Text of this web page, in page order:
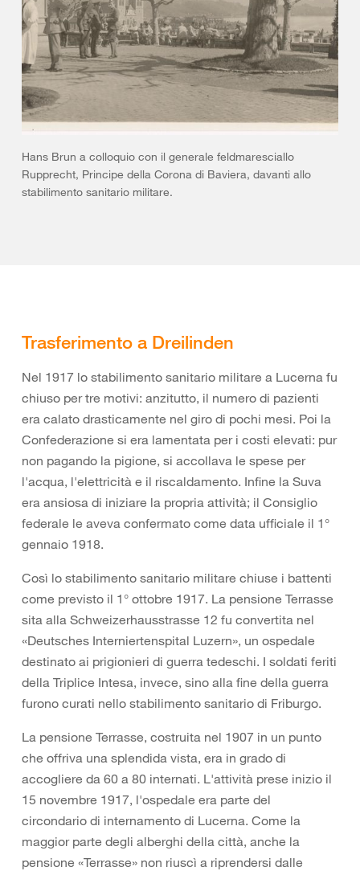
Hans Brun a colloquio con il generale feldmaresciallo
Rupprecht, Principe della Corona di Baviera, davanti allo
stabilimento sanitario militare.
Trasferimento a Dreilinden
Nel 1917 lo stabilimento sanitario militare a Lucerna fu
chiuso per tre motivi: anzitutto, il numero di pazienti
era calato drasticamente nel giro di pochi mesi. Poi la
Confederazione si era lamentata per i costi elevati: pur
non pagando la pigione, si accollava le spese per
l'acqua, l'elettricità e il riscaldamento. Infine la Suva
era ansiosa di iniziare la propria attività; il Consiglio
federale le aveva confermato come data ufficiale il 1°
gennaio 1918.
Così lo stabilimento sanitario militare chiuse i battenti
come previsto il 1° ottobre 1917. La pensione Terrasse
sita alla Schweizerhausstrasse 12 fu convertita nel
«Deutsches Interniertenspital Luzern», un ospedale
destinato ai prigionieri di guerra tedeschi. I soldati feriti
della Triplice Intesa, invece, sino alla fine della guerra
furono curati nello stabilimento sanitario di Friburgo.
La pensione Terrasse, costruita nel 1907 in un punto
che offriva una splendida vista, era in grado di
accogliere da 60 a 80 internati. L'attività prese inizio il
15 novembre 1917, l'ospedale era parte del
circondario di internamento di Lucerna. Come la
maggior parte degli alberghi della città, anche la
pensione «Terrasse» non riuscì a riprendersi dalle